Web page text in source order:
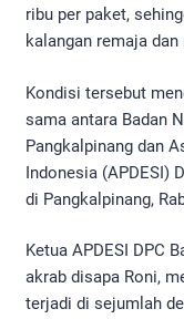
ribu per paket,
kalangan remaja
Kondisi tersebut
sama antara Badan
Pangkalpinang dan
Indonesia (APDESI)
di Pangkalpinang,
Ketua APDESI DPC
akrab disapa Roni,
terjadi di sejumlah